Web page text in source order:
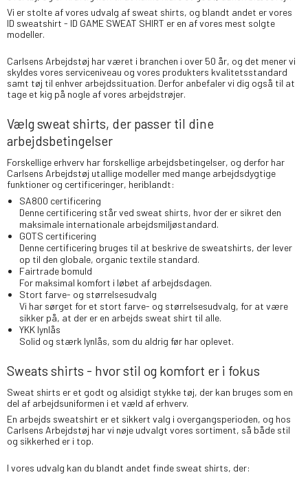
Vi er stolte af vores udvalg af sweat shirts, og blandt andet er vores
ID sweatshirt - ID GAME SWEAT SHIRT er en af vores mest solgte
modeller.
Carlsens Arbejdstøj har været i branchen i over 50 år, og det mener vi
skyldes vores serviceniveau og vores produkters kvalitetsstandard
samt tøj til enhver arbejdssituation. Derfor anbefaler vi dig også til at
tage et kig på nogle af vores arbejdstrøjer.
Vælg sweat shirts, der passer til dine
arbejdsbetingelser
Forskellige erhverv har forskellige arbejdsbetingelser, og derfor har
Carlsens Arbejdstøj utallige modeller med mange arbejdsdygtige
funktioner og certificeringer, heriblandt:
SA800 certificering
Denne certificering står ved sweat shirts, hvor der er sikret den
maksimale internationale arbejdsmiljøstandard.
GOTS certificering
Denne certificering bruges til at beskrive de sweatshirts, der lever
op til den globale, organic textile standard.
Fairtrade bomuld
For maksimal komfort i løbet af arbejdsdagen.
Stort farve- og størrelsesudvalg
Vi har sørget for et stort farve- og størrelsesudvalg, for at være
sikker på, at der er en arbejds sweat shirt til alle.
YKK lynlås
Solid og stærk lynlås, som du aldrig før har oplevet.
Sweats shirts - hvor stil og komfort er i fokus
Sweat shirts er et godt og alsidigt stykke tøj, der kan bruges som en
del af arbejdsuniformen i et væld af erhverv.
En arbejds sweatshirt er et sikkert valg i overgangsperioden, og hos
Carlsens Arbejdstøj har vi nøje udvalgt vores sortiment, så både stil
og sikkerhed er i top.
I vores udvalg kan du blandt andet finde sweat shirts, der: